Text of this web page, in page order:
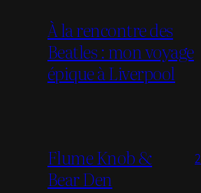
À la rencontre des
Beatles : mon voyage
épique à Liverpool
Flume Knob &
Bear Den